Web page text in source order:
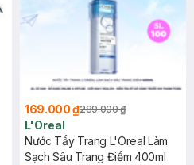
169.000 ₫289.000 ₫
L'Oreal
Nước Tẩy Trang L'Oreal Làm
Sạch Sâu Trang Điểm 400ml